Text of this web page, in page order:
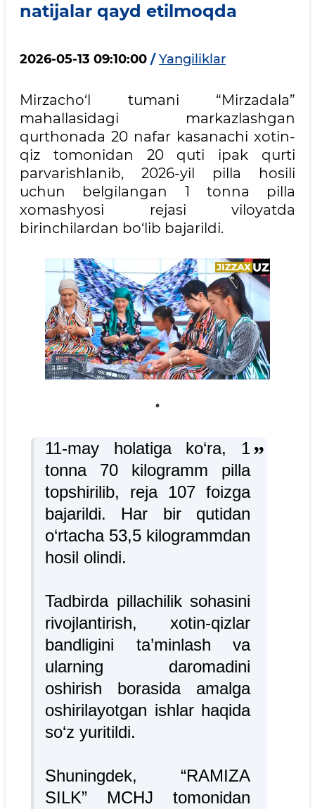
natijalar qayd etilmoqda
2026-05-13 09:10:00 / Yangiliklar
Mirzacho‘l tumani “Mirzadala”
mahallasidagi markazlashgan
qurthonada 20 nafar kasanachi xotin-
qiz tomonidan 20 quti ipak qurti
parvarishlanib, 2026-yil pilla hosili
uchun belgilangan 1 tonna pilla
xomashyosi rejasi viloyatda
birinchilardan bo‘lib bajarildi.
11-may holatiga ko‘ra, 1
tonna 70 kilogramm pilla
topshirilib, reja 107 foizga
bajarildi. Har bir qutidan
o‘rtacha 53,5 kilogrammdan
hosil olindi.
Tadbirda pillachilik sohasini
rivojlantirish, xotin-qizlar
bandligini ta’minlash va
ularning daromadini
oshirish borasida amalga
oshirilayotgan ishlar haqida
so‘z yuritildi.
Shuningdek, “RAMIZA
SILK” MCHJ tomonidan